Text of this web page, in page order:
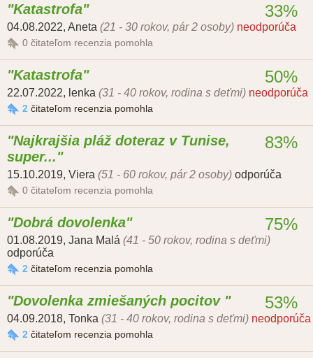
Katastrofa
04.08.2022, Aneta (21 - 30 rokov, pár 2 osoby) neodporúča
0 čitateľom recenzia pomohla
33%
Katastrofa
22.07.2022, lenka (31 - 40 rokov, rodina s deťmi) neodporúča
2 čitateľom recenzia pomohla
50%
Najkrajšia pláž doteraz v Tunise,
super...
15.10.2019, Viera (51 - 60 rokov, pár 2 osoby) odporúča
0 čitateľom recenzia pomohla
83%
Dobrá dovolenka
01.08.2019, Jana Malá (41 - 50 rokov, rodina s deťmi)
odporúča
2 čitateľom recenzia pomohla
75%
Dovolenka zmiešaných pocitov
04.09.2018, Tonka (31 - 40 rokov, rodina s deťmi) neodporúča
2 čitateľom recenzia pomohla
53%